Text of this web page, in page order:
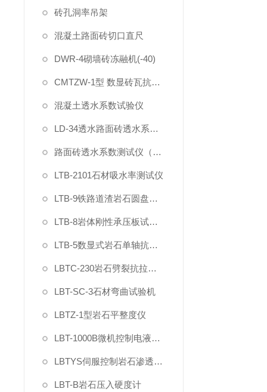
砖孔洞率吊架
混凝土路面砖切口直尺
DWR-4砌墙砖冻融机(-40)
CMTZW-1型 数显砖瓦抗折试验机
混凝土透水系数试验仪
LD-34透水路面砖透水系数试验装置
路面砖透水系数测试仪（一体式）
LTB-2101石材吸水率测试仪
LTB-9铁路道渣岩石圆盘耐磨硬度试验机
LTB-8岩体刚性承压板试验仪
LTB-5数显式岩石单轴抗压强度试验机
LBTC-230岩石劈裂抗拉强度夹具
LBT-SC-3石材弯曲试验机
LBTZ-1型岩石平整度仪
LBT-1000B微机控制电液伺服岩石三轴仪
LBTYS伺服控制岩石渗透分析仪
LBT-B岩石压入硬度计